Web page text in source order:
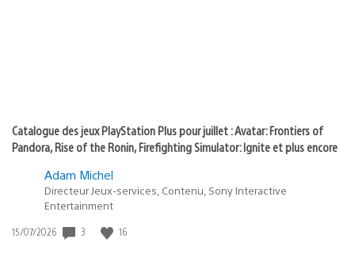
Catalogue des jeux PlayStation Plus pour juillet : Avatar: Frontiers of
Pandora, Rise of the Ronin, Firefighting Simulator: Ignite et plus encore
Adam Michel
Directeur Jeux-services, Contenu, Sony Interactive
Entertainment
Date
15/07/2026 3 16